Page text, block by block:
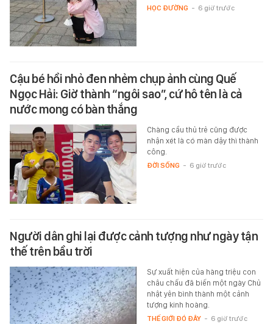
HỌC ĐƯỜNG - 6 giờ trước
Cậu bé hồi nhỏ đen nhẻm chụp ảnh cùng Quế
Ngọc Hải: Giờ thành “ngôi sao”, cứ hô tên là cả
nước mong có bàn thắng
Chàng cầu thủ trẻ cũng được
nhận xét là có màn dậy thì thành
công.
ĐỜI SỐNG - 6 giờ trước
Người dân ghi lại được cảnh tượng như ngày tận
thế trên bầu trời
Sự xuất hiện của hàng triệu con
châu chấu đã biến một ngày Chủ
nhật yên bình thành một cảnh
tượng kinh hoàng.
THẾ GIỚI ĐÓ ĐÂY - 6 giờ trước